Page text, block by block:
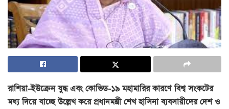
রাশিয়া-ইউক্রেন যুদ্ধ এবং কোভিড-১৯ মহামারির কারণে বিশ্ব সংকটের
মধ্য দিয়ে যাচ্ছে উল্লেখ করে প্রধানমন্ত্রী শেখ হাসিনা ব্যবসায়ীদের দেশ ও